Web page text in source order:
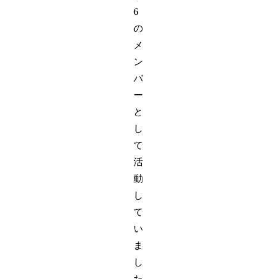
6
の
メ
ン
バ
ー
と
し
て
活
動
し
て
い
ま
し